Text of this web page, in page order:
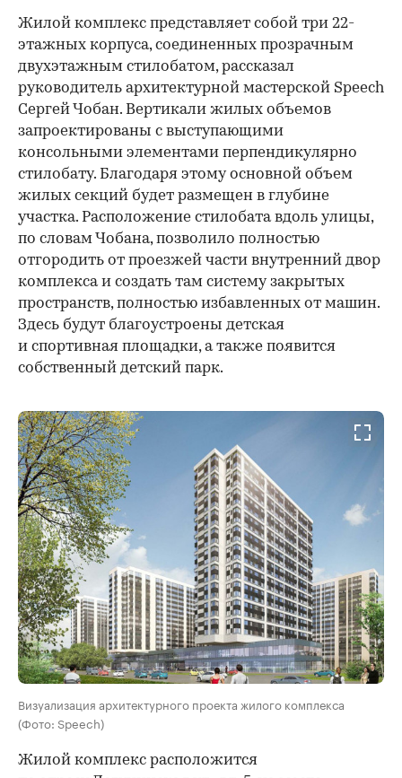
Жилой комплекс представляет собой три 22-
этажных корпуса, соединенных прозрачным
двухэтажным стилобатом, рассказал
руководитель архитектурной мастерской Speech
Сергей Чобан. Вертикали жилых объемов
запроектированы с выступающими
консольными элементами перпендикулярно
стилобату. Благодаря этому основной объем
жилых секций будет размещен в глубине
участка. Расположение стилобата вдоль улицы,
по словам Чобана, позволило полностью
отгородить от проезжей части внутренний двор
комплекса и создать там систему закрытых
пространств, полностью избавленных от машин.
Здесь будут благоустроены детская
и спортивная площадки, а также появится
собственный детский парк.
Визуализация архитектурного проекта жилого комплекса
(Фото: Speech)
Жилой комплекс расположится